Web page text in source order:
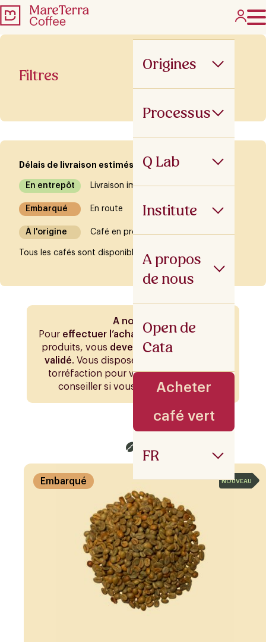
Origines
Processus
Q Lab
Institute
A propos
de nous
Open de
Cata
Acheter
café vert
FR
Filtres
Délais de livraison estimés
En entrepôt Livraison immédiate
Embarqué En route
À l'origine Café en production
Tous les cafés sont disponibles sur réservation
A noter :
Pour effectuer l’achat et voir les prix
produits, vous devez êtreenregistré
validé. Vous disposerez d’un service de
torréfaction pour vous guider et vous
conseiller si vous en avez besoin.
Embarqué NOUVEAU